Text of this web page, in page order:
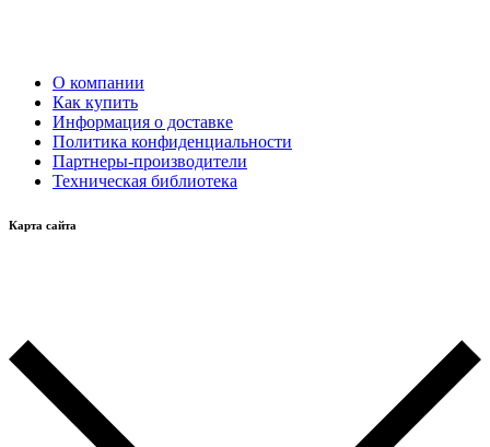
О компании
Как купить
Информация о доставке
Политика конфиденциальности
Партнеры-производители
Техническая библиотека
Карта сайта